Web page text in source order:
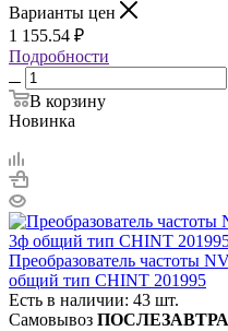
Варианты цен
1 155.54 ₽
Подробности
В корзину
Новинка
Преобразователь частоты
общий тип CHINT 201995
Есть в наличии: 43 шт.
Самовывоз ПОСЛЕЗАВТРА